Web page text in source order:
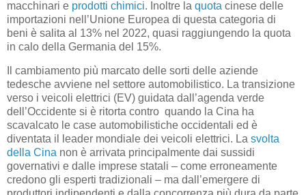
macchinari e prodotti chimici. Inoltre la quota cinese delle
importazioni nell’Unione Europea di questa categoria di
beni è salita al 13% nel 2022, quasi raggiungendo la quota
in calo della Germania del 15%.
Il cambiamento più marcato delle sorti delle aziende
tedesche avviene nel settore automobilistico. La transizione
verso i veicoli elettrici (EV) guidata dall’agenda verde
dell’Occidente si è ritorta contro quando la Cina ha
scavalcato le case automobilistiche occidentali ed è
diventata il leader mondiale dei veicoli elettrici. La svolta
della Cina non è arrivata principalmente dai sussidi
governativi e dalle imprese statali – come erroneamente
credono gli esperti tradizionali – ma dall’emergere di